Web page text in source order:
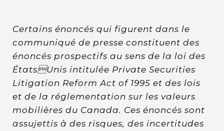
Certains énoncés qui figurent dans le
communiqué de presse constituent des
énoncés prospectifs au sens de la loi des
ÉtatsUnis intitulée Private Securities
Litigation Reform Act of 1995 et des lois
et de la réglementation sur les valeurs
mobilières du Canada. Ces énoncés sont
assujettis à des risques, des incertitudes